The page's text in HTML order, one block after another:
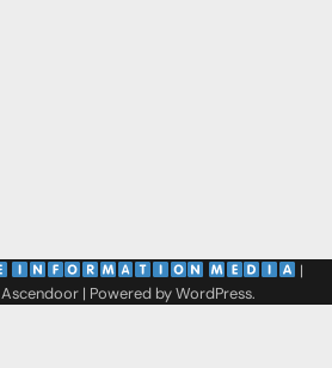
|
Ascendoor| Powered byWordPress.